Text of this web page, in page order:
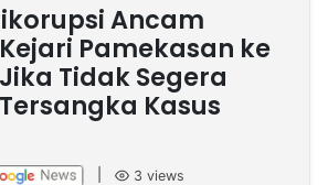
Ancam
Pamekasan ke
Tidak Segera
Kasus
3 views